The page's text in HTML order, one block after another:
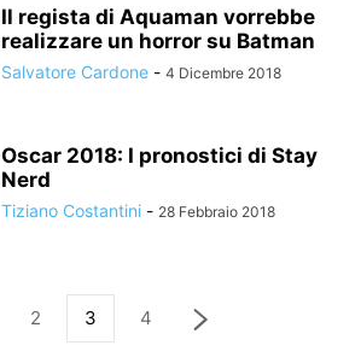
Il regista di Aquaman vorrebbe
realizzare un horror su Batman
Salvatore Cardone - 4 Dicembre 2018
Oscar 2018: I pronostici di Stay
Nerd
Tiziano Costantini - 28 Febbraio 2018
2 3 4